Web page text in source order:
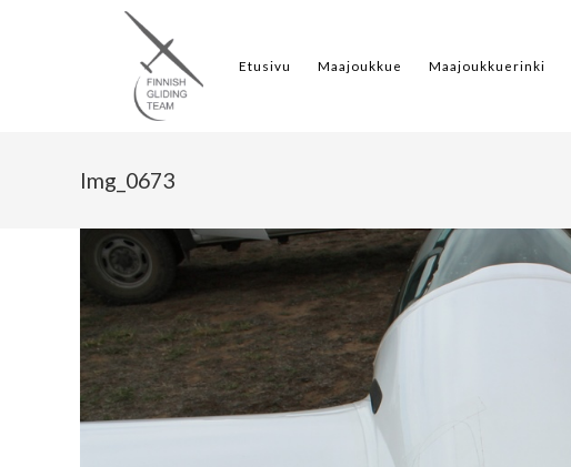
Etusivu Maajoukkue Maajoukkuerinki
Img_0673